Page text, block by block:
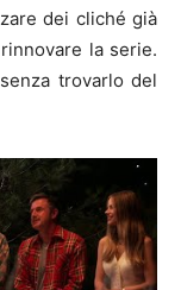
dei cliché già
la serie.
trovarlo del